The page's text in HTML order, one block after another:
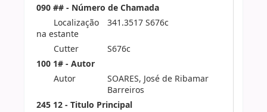
090 ## - Número de Chamada
Localização
na estante
341.3517 S676c
Cutter
S676c
100 1# - Autor
Autor
SOARES, José de Ribamar
Barreiros
245 12 - Titulo Principal